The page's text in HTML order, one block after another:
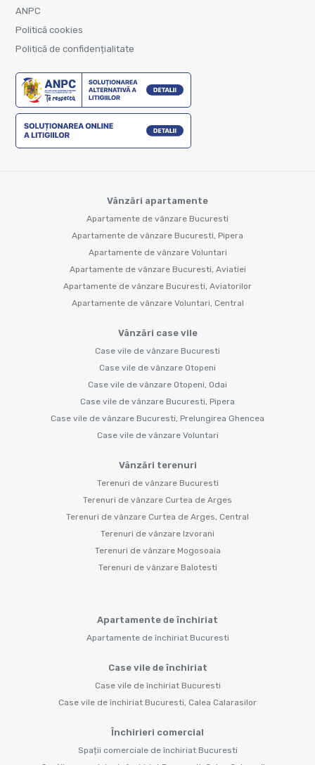
ANPC
Politică cookies
Politică de confidențialitate
Vânzări apartamente
Apartamente de vânzare Bucuresti
Apartamente de vânzare Bucuresti, Pipera
Apartamente de vânzare Voluntari
Apartamente de vânzare Bucuresti, Aviatiei
Apartamente de vânzare Bucuresti, Aviatorilor
Apartamente de vânzare Voluntari, Central
Vânzări case vile
Case vile de vânzare Bucuresti
Case vile de vânzare Otopeni
Case vile de vânzare Otopeni, Odai
Case vile de vânzare Bucuresti, Pipera
Case vile de vânzare Bucuresti, Prelungirea Ghencea
Case vile de vânzare Voluntari
Vânzări terenuri
Terenuri de vânzare Bucuresti
Terenuri de vânzare Curtea de Arges
Terenuri de vânzare Curtea de Arges, Central
Terenuri de vânzare Izvorani
Terenuri de vânzare Mogosoaia
Terenuri de vânzare Balotesti
Apartamente de închiriat
Apartamente de închiriat Bucuresti
Case vile de închiriat
Case vile de închiriat Bucuresti
Case vile de închiriat Bucuresti, Calea Calarasilor
Închirieri comercial
Spații comerciale de închiriat Bucuresti